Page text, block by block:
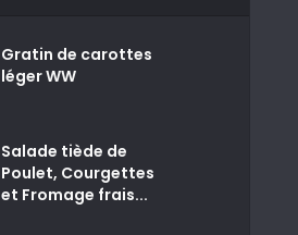
Gratin de carottes
léger WW
Salade tiède de
Poulet, Courgettes
et Fromage frais...